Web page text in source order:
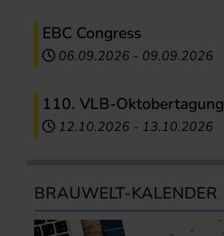
EBC Congress
06.09.2026 - 09.09.2026
110. VLB-Oktobertagung
12.10.2026 - 13.10.2026
BRAUWELT-KALENDER